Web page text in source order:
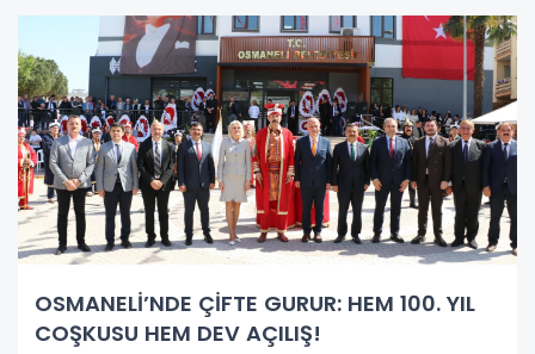
OSMANELİ’NDE ÇİFTE GURUR: HEM 100. YIL
COŞKUSU HEM DEV AÇILIŞ!